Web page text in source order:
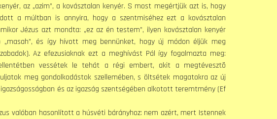
az „azim”, a kovásztalan kenyér. S most megértjük azt is, hogy
a múltban is annyira, hogy a szentmiséhez ezt a kovásztalan
Jézus azt mondta: „ez az én testem”, ilyen kovásztalan kenyér
és így hívott meg bennünket, hogy új módon éljük meg
Az efezusiaknak ezt a meghívást Pál így fogalmazta meg:
vessétek le tehát a régi embert, akit a megtévesztõ
meg gondolkodástok szellemében, s öltsétek magatokra az új
és az igazság szentségében alkotott teremtmény (Ef
valóban hasonlított a húsvéti bárányhoz: nem azért, mert Istennek